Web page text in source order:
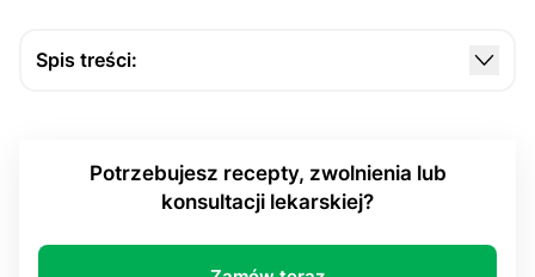
Spis treści:
Co daje Pacjentom Internetowe Konto Pacjenta?
Jak cyfrowe usługi dla pacjentów rozwijają
rejestrację i profilaktykę?
Potrzebujesz recepty, zwolnienia lub
konsultacji lekarskiej?